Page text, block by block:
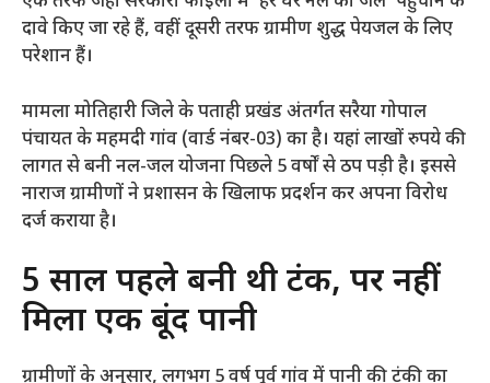
दावे किए जा रहे हैं, वहीं दूसरी तरफ ग्रामीण शुद्ध पेयजल के लिए
परेशान हैं।
​मामला मोतिहारी जिले के पताही प्रखंड अंतर्गत सरैया गोपाल
पंचायत के महमदी गांव (वार्ड नंबर-03) का है। यहां लाखों रुपये की
लागत से बनी नल-जल योजना पिछले 5 वर्षों से ठप पड़ी है। इससे
नाराज ग्रामीणों ने प्रशासन के खिलाफ प्रदर्शन कर अपना विरोध
दर्ज कराया है।
​5 साल पहले बनी थी टंकी, पर नहीं
मिला एक बूंद पानी
​ग्रामीणों के अनुसार, लगभग 5 वर्ष पूर्व गांव में पानी की टंकी का